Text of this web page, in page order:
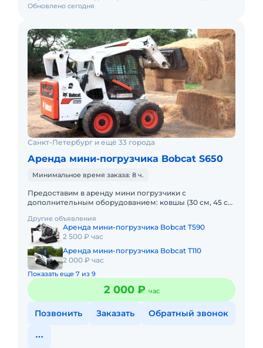
Обновлено сегодня
Санкт-Петербург и ещё 33 города
Аренда мини-погрузчика Bobcat S650
Минимальное время заказа: 8 ч.
Предоставим в аренду мини погрузчики с
дополнительным оборудованием: ковшы (30 см, 45 см,
Минимальный заказ спецт
Другие объявления
Аренда мини-погрузчика Bobcat T590
2 500 ₽ час
Аренда мини-погрузчика Bobcat T110
2 000 ₽ час
Показать еще 7 из 9
2 000 ₽ час
Позвонить Заказать Обратный звонок